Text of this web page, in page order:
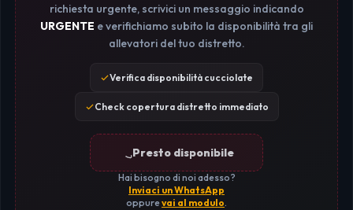
richiesta urgente, scrivici un messaggio indicando
URGENTE e verifichiamo subito la disponibilità tra gli
allevatori del tuo distretto.
Verifica disponibilità cucciolate
Check copertura distretto immediato
Presto disponibile
Hai bisogno di noi adesso?
Inviaci un WhatsApp
oppurevai al modulo.